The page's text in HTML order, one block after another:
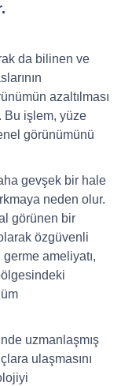
da bilinen ve
azaltılması
Bu işlem, yüze
görünümünü
gevşek bir hale
neden olur.
görünen bir
özgüvenli
germe ameliyatı,
uzmanlaşmış
ulaşmasını